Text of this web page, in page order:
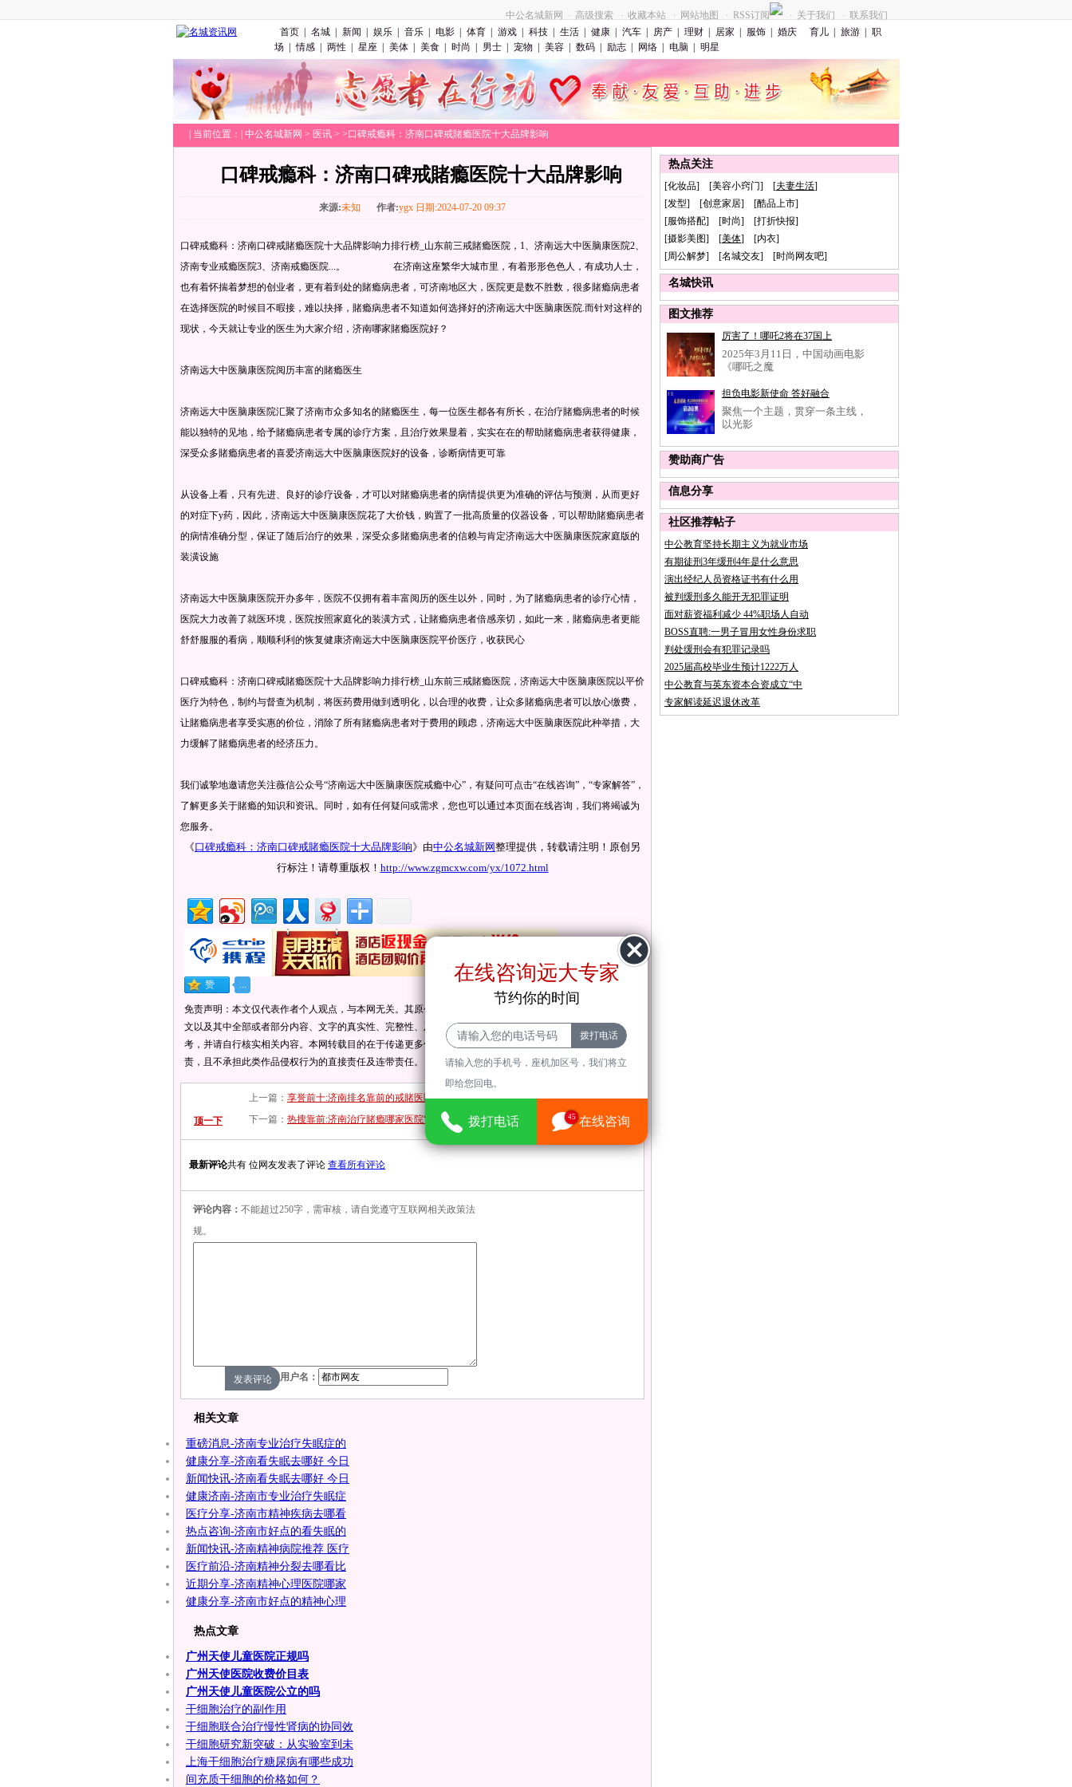
中公名城新网 · 高级搜索 · 收藏本站 · 网站地图 · RSS订阅 · 关于我们 ·
联系我们
首页
名城 新闻 娱乐 音乐 电影 体育 游戏 科技 生活 健康 汽车 房产 理财 居家 服饰 婚庆 育儿 旅游
职
场
情感 两性 星座 美体 美食 时尚 男士 宠物 美容 数码 励志 网络 电脑 明星
当前位置：| 中公名城新网 > 医讯 > >口碑戒瘾科：济南口碑戒賭瘾医院十大品牌影响
口碑戒瘾科：济南口碑戒賭瘾医院十大品牌影响
来源:未知 作者:ygx 日期:2024-07-20 09:37
口碑戒瘾科：济南口碑戒賭瘾医院十大品牌影响力排行榜_山东前三戒賭瘾医院，1、济南远大中医脑康医院2、
济南专业戒瘾医院3、济南戒瘾医院...。 在济南这座繁华大城市里，有着形形色色人，有成功人士，
也有着怀揣着梦想的创业者，更有着到处的賭瘾病患者，可济南地区大，医院更是数不胜数，很多賭瘾病患者
在选择医院的时候目不暇接，难以抉择，賭瘾病患者不知道如何选择好的济南远大中医脑康医院.而针对这样的
现状，今天就让专业的医生为大家介绍，济南哪家賭瘾医院好？
济南远大中医脑康医院阅历丰富的賭瘾医生
济南远大中医脑康医院汇聚了济南市众多知名的賭瘾医生，每一位医生都各有所长，在治疗賭瘾病患者的时候
能以独特的见地，给予賭瘾病患者专属的诊疗方案，且治疗效果显着，实实在在的帮助賭瘾病患者获得健康，
深受众多賭瘾病患者的喜爱济南远大中医脑康医院好的设备，诊断病情更可靠
从设备上看，只有先进、良好的诊疗设备，才可以对賭瘾病患者的病情提供更为准确的评估与预测，从而更好
的对症下y药，因此，济南远大中医脑康医院花了大价钱，购置了一批高质量的仪器设备，可以帮助賭瘾病患者
的病情准确分型，保证了随后治疗的效果，深受众多賭瘾病患者的信赖与肯定济南远大中医脑康医院家庭版的
装潢设施
济南远大中医脑康医院开办多年，医院不仅拥有着丰富阅历的医生以外，同时，为了賭瘾病患者的诊疗心情，
医院大力改善了就医环境，医院按照家庭化的装潢方式，让賭瘾病患者倍感亲切，如此一来，賭瘾病患者更能
舒舒服服的看病，顺顺利利的恢复健康济南远大中医脑康医院平价医疗，收获民心
口碑戒瘾科：济南口碑戒賭瘾医院十大品牌影响力排行榜_山东前三戒賭瘾医院，济南远大中医脑康医院以平价
医疗为特色，制约与督查为机制，将医药费用做到透明化，以合理的收费，让众多賭瘾病患者可以放心缴费，
让賭瘾病患者享受实惠的价位，消除了所有賭瘾病患者对于费用的顾虑，济南远大中医脑康医院此种举措，大
力缓解了賭瘾病患者的经济压力。
我们诚挚地邀请您关注薇信公众号“济南远大中医脑康医院戒瘾中心”，有疑问可点击“在线咨询”，“专家解答”，
了解更多关于賭瘾的知识和资讯。同时，如有任何疑问或需求，您也可以通过本页面在线咨询，我们将竭诚为
您服务。
在线咨询远大专家
节约你的时间
请输入您的手机号，座机加区号，我们将立
即给您回电。
拨打电话 45 在线咨询
《口碑戒瘾科：济南口碑戒賭瘾医院十大品牌影响》由中公名城新网整理提供，转载请注明！原创另
行标注！请尊重版权！ http://www.zgmcxw.com/yx/1072.html
免责声明：本文仅代表作者个人观点，与本网无关。其原创性以及文中陈述文字和内容未经本站证实，对本
文以及其中全部或者部分内容、文字的真实性、完整性、及时性本站不作任何保证或承诺，请读者仅作参
考，并请自行核实相关内容。本网转载目的在于传递更多信息，并不代表本网赞同其观点和对其真实性负
责，且不承担此类作品侵权行为的直接责任及连带责任。
顶一下
上一篇： 享誉前十:济南排名靠前的戒賭医院排名上榜“正
下一篇： 热搜靠前:济南治疗賭瘾哪家医院“靠谱推荐”
最新评论共有 位网友发表了评论 查看所有评论
评论内容： 不能超过250字，需审核，请自觉遵守互联网相关政策法
规。
用户名：
相关文章
重磅消息-济南专业治疗失眠症的
健康分享-济南看失眠去哪好 今日
新闻快讯-济南看失眠去哪好 今日
健康济南-济南市专业治疗失眠症
医疗分享-济南市精神疾病去哪看
热点咨询-济南市好点的看失眠的
新闻快讯-济南精神病院推荐 医疗
医疗前沿-济南精神分裂去哪看比
近期分享-济南精神心理医院哪家
健康分享-济南市好点的精神心理
热点文章
广州天使儿童医院正规吗
广州天使医院收费价目表
广州天使儿童医院公立的吗
干细胞治疗的副作用
干细胞联合治疗慢性肾病的协同效
干细胞研究新突破：从实验室到未
上海干细胞治疗糖尿病有哪些成功
间充质干细胞的价格如何？
热点关注
[化妆品] [美容小窍门] [夫妻生活]
[发型] [创意家居] [酷品上市]
[服饰搭配] [时尚] [打折快报]
[摄影美图] [美体] [内衣]
[周公解梦] [名城交友] [时尚网友吧]
名城快讯
图文推荐
厉害了！哪吒2将在37国上
2025年3月11日，中国动画电影
《哪吒之魔
担负电影新使命 答好融合
聚焦一个主题，贯穿一条主线，
以光影
赞助商广告
信息分享
社区推荐帖子
中公教育坚持长期主义为就业市场
有期徒刑3年缓刑4年是什么意思
演出经纪人员资格证书有什么用
被判缓刑多久能开无犯罪证明
面对薪资福利减少 44%职场人自动
BOSS直聘:一男子冒用女性身份求职
判处缓刑会有犯罪记录吗
2025届高校毕业生预计1222万人
中公教育与英东资本合资成立“中
专家解读延迟退休改革